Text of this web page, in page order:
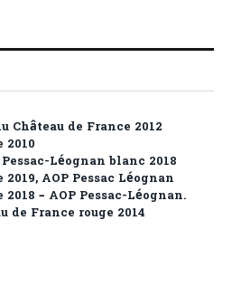
Château de France 2012
2010
Léognan blanc 2018
AOP Pessac Léognan
– AOP Pessac-Léognan.
de France rouge 2014